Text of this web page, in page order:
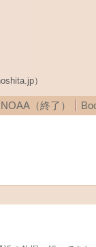
）
NOAA（終了）